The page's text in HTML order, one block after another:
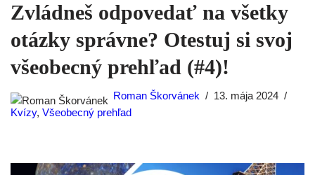
Zvládneš odpovedať na všetky
otázky správne? Otestuj si svoj
všeobecný prehľad (#4)!
Roman Škorvánek
13. mája 2024
Kvízy, Všeobecný prehľad